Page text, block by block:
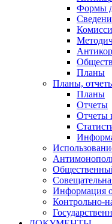
Формы
Планы
Планы,
Планы
Отчеты
Отчеты
Информация о
Контрольно-